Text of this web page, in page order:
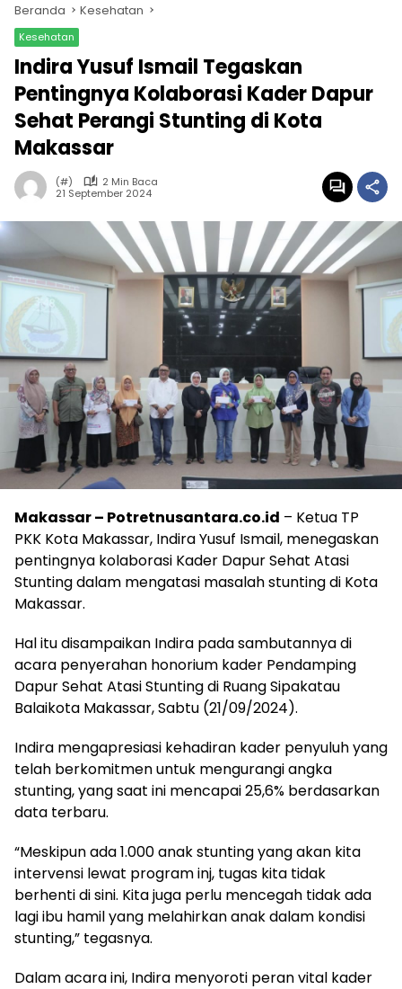
Beranda Kesehatan
Kesehatan
Indira Yusuf Ismail Tegaskan
Pentingnya Kolaborasi Kader Dapur
Sehat Perangi Stunting di Kota
Makassar
(#)
2 Min Baca
21 September 2024
Makassar – Potretnusantara.co.id – Ketua TP
PKK Kota Makassar, Indira Yusuf Ismail, menegaskan
pentingnya kolaborasi Kader Dapur Sehat Atasi
Stunting dalam mengatasi masalah stunting di Kota
Makassar.
Hal itu disampaikan Indira pada sambutannya di
acara penyerahan honorium kader Pendamping
Dapur Sehat Atasi Stunting di Ruang Sipakatau
Balaikota Makassar, Sabtu (21/09/2024).
Indira mengapresiasi kehadiran kader penyuluh yang
telah berkomitmen untuk mengurangi angka
stunting, yang saat ini mencapai 25,6% berdasarkan
data terbaru.
“Meskipun ada 1.000 anak stunting yang akan kita
intervensi lewat program inj, tugas kita tidak
berhenti di sini. Kita juga perlu mencegah tidak ada
lagi ibu hamil yang melahirkan anak dalam kondisi
stunting,” tegasnya.
Dalam acara ini, Indira menyoroti peran vital kader